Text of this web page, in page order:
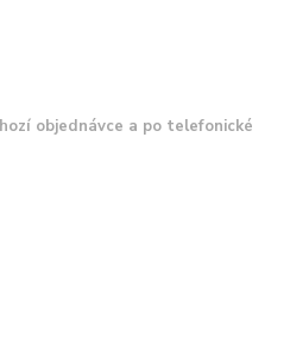
objednávce a po telefonické